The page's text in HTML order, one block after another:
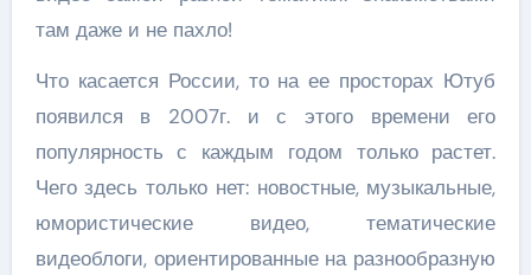
там даже и не пахло!
Что касается России, то на ее просторах Ютуб
появился в 2007г. и с этого времени его
популярность с каждым годом только растет.
Чего здесь только нет: новостные, музыкальные,
юмористические видео, тематические
видеоблоги, ориентированные на разнообразную